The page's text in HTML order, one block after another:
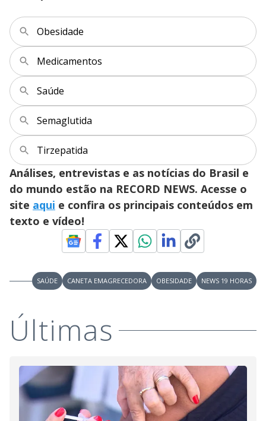
Obesidade
Medicamentos
Saúde
Semaglutida
Tirzepatida
Análises, entrevistas e as notícias do Brasil e
do mundo estão na RECORD NEWS. Acesse o
site aqui e confira os principais conteúdos em
texto e vídeo!
SAÚDE CANETA EMAGRECEDORA OBESIDADE NEWS 19 HORAS
Últimas